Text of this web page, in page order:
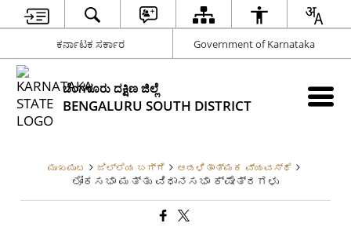
ಕರ್ನಾಟಕ ಸರ್ಕಾರ Government of Karnataka
ಬೆಂಗಳೂರು ದಕ್ಷಿಣ ಜಿಲ್ಲೆ
BENGALURU SOUTH DISTRICT
ಮುಖಪುಟ ಜಿಲ್ಲೆಯ ಬಗ್ಗೆ ಆಡಳಿತಾತ್ಮಕ ವ್ಯವಸ್ಥೆ
ಲೋಕಸಭಾ ಮತ್ತು ವಿಧಾನಸಭಾ ಕ್ಷೇತ್ರಗಳು